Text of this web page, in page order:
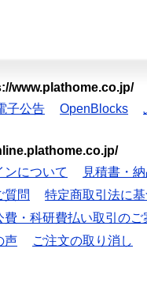
www.plathome.co.jp/
子公告 OpenBlocks
ンについて
見積書・
質問
特定商取引法に
費・科研費払い取引のご
声 ご注文の取り消し